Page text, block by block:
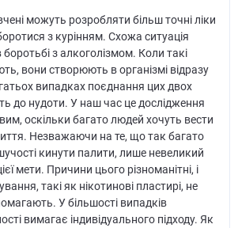
можуть розробляти більш точні ліки
з курінням. Схожа ситуація
боротьбі з алкоголізмом. Коли такі
вони створюють в організмі відразу
випадках поєднання цих двох
до нудоти. У наш час це дослідження
оскільки багато людей хочуть вести
Незважаючи на те, що так багато
кинути палити, лише невеликий
мети. Причини цього різноманітні, і
такі як нікотинові пластирі, не
У більшості випадків
вимагає індивідуального підходу. Як